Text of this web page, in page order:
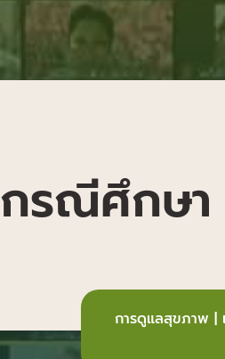
กรณีศึกษา
การดูแลสุขภาพ |